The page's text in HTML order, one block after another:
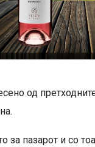
од
пазарот и со